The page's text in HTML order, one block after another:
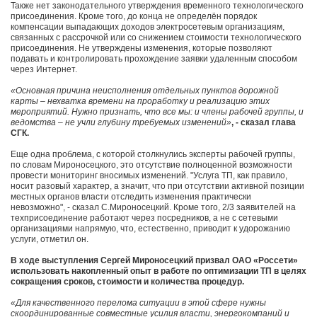
Также нет законодательного утверждения временного технологического
присоединения. Кроме того, до конца не определён порядок
компенсации выпадающих доходов электросетевым организациям,
связанных с рассрочкой или со снижением стоимости технологического
присоединения. Не утверждены изменения, которые позволяют
подавать и контролировать прохождение заявки удаленным способом
через Интернет.
«Основная причина неисполнения отдельных пунктов дорожной
карты – нехватка времени на проработку и реализацию этих
мероприятий. Нужно признать, что все мы: и члены рабочей группы, и
ведомства – не учли глубину требуемых изменений», - сказал глава
СГК.
Еще одна проблема, с которой столкнулись эксперты рабочей группы,
по словам Мироносецкого, это отсутствие полноценной возможности
провести мониторинг вносимых изменений. "Услуга ТП, как правило,
носит разовый характер, а значит, что при отсутствии активной позиции
местных органов власти отследить изменения практически
невозможно", - сказал С.Мироносецкий. Кроме того, 2/3 заявителей на
техприсоединение работают через посредников, а не с сетевыми
организациями напрямую, что, естественно, приводит к удорожанию
услуги, отметил он.
В ходе выступления Сергей Мироносецкий призвал ОАО «Россети»
использовать накопленный опыт в работе по оптимизации ТП в целях
сокращения сроков, стоимости и количества процедур.
«Для качественного перелома ситуации в этой сфере нужны
скоординированные совместные усилия власти, энергокомпаний и